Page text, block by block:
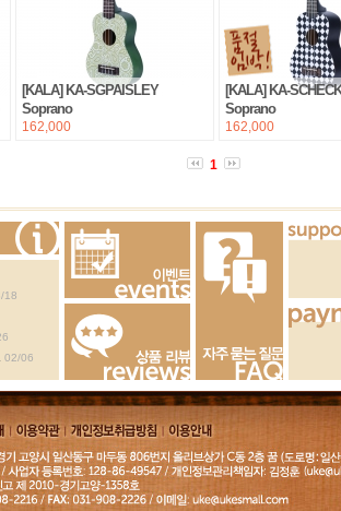
[KALA] KA-SGPAISLEY
Soprano
162,000
[KALA] KA-
Soprano
162,000
1
18
02/06
Events
Review FAQ
이용약
관
개인정보취급방
침
이용안내